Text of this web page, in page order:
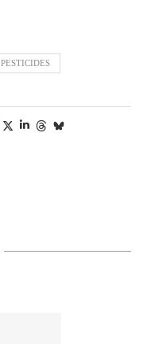
PESTICIDES